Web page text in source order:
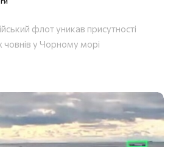
флот уникав присутності
човнів у Чорному морі